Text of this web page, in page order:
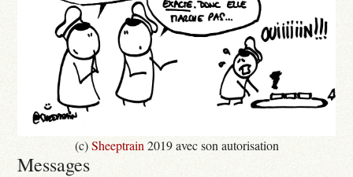
(c)Sheeptrain 2019 avec son autorisation
Messages